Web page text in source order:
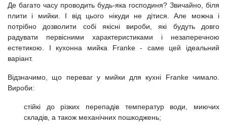
Де багато часу проводить будь-яка господиня? Звичайно, біля
плити і мийки. І від цього нікуди не дітися. Але можна і
потрібно дозволити собі якісні вироби, які будуть довго
радувати первісними характеристиками і незаперечною
естетикою. І кухонна мийка Franke - саме цей ідеальний
варіант.
Відзначимо, що переваг у мийки для кухні Franke чимало.
Вироби:
стійкі до різких перепадів температур води, миючих
складів, а також механічних пошкоджень;